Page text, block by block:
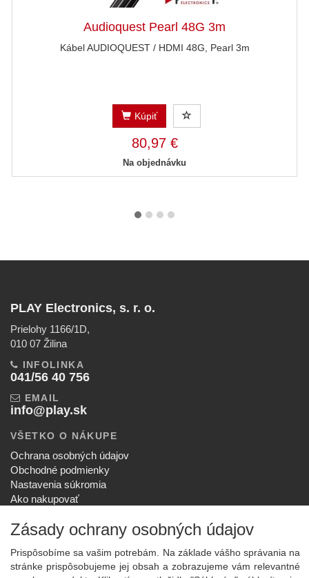
Audioquest Pearl 48G 3m
Kábel AUDIOQUEST / HDMI 48G, Pearl 3m
Kúpiť
80,97 €
Na objednávku
PLAY Electronics, s. r. o.
Prielohy 1166/1D,
010 07 Žilina
INFOLINKA
041/56 40 756
EMAIL
info@play.sk
VŠETKO O NÁKUPE
Ochrana osobných údajov
Obchodné podmienky
Nastavenia súkromia
Ako nakupovať
SPOLOČNOSŤ
O nás
Kontakt
Zásady ochrany osobných údajov
Prispôsobíme sa vašim potrebám. Na základe vášho správania na
stránke prispôsobujeme jej obsah a zobrazujeme vám relevantné